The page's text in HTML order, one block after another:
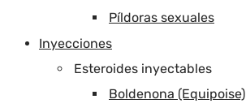
Píldoras sexuales
Inyecciones
Esteroides inyectables
Boldenona (Equipoise)